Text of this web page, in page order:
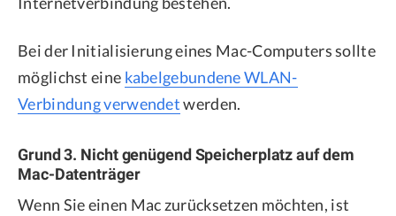
Bei der Initialisierung eines Mac-Computers sollte
möglichst eine kabelgebundene WLAN-
Verbindung verwendetwerden.
Grund 3. Nicht genügend Speicherplatz auf dem
Mac-Datenträger
Wenn Sie einen Mac zurücksetzen möchten, ist